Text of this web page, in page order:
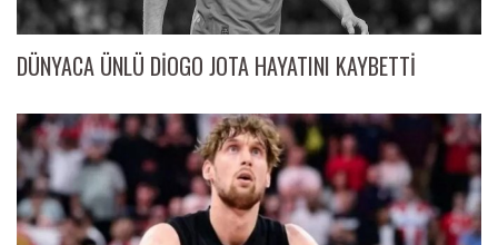
DÜNYACA ÜNLÜ DİOGO JOTA HAYATINI KAYBETTİ